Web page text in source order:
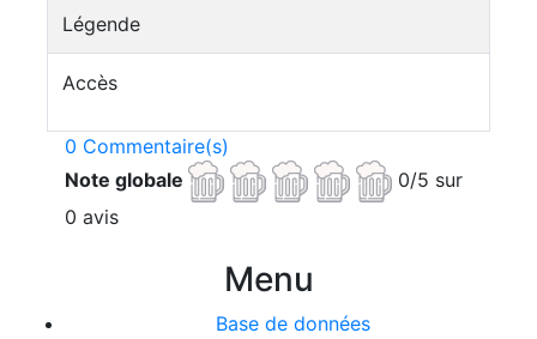
Légende
Accès
0 Commentaire(s)
Note globale
0/5 sur
0 avis
Menu
Base de données